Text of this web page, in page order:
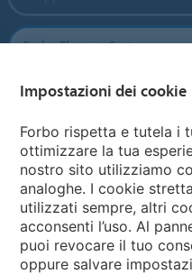
Forbo Flooring Systems
Forbo Movement Systems
Seleziona una nazione
Seleziona una nazione
Impostazioni dei cookie
Forbo rispetta e tutela i
ottimizzare la tua
nostro sito utilizziamo
analoghe. I cookie
utilizzati sempre, altri
acconsenti l’uso. Al
puoi revocare il tuo
oppure salvare